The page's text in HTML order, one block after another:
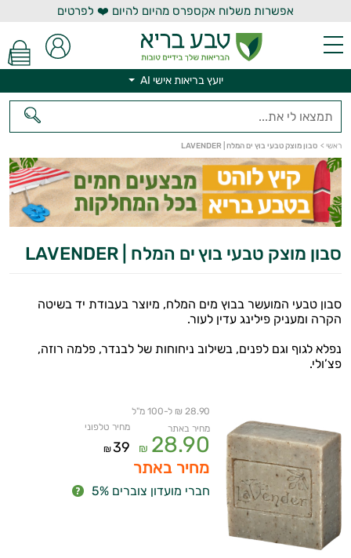
אפשרות משלוח אקספרס מהיום להיום ❤️ לפרטים
יועץ בריאות אישי AI
ראשי > סבון מוצק טבעי בוץ ים המלח | LAVENDER
סבון מוצק טבעי בוץ ים המלח | LAVENDER
סבון טבעי המועשר בבוץ מים המלח, מיוצר בעבודת יד בשיטה
הקרה ומעניק פילינג עדין לעור.
נפלא לגוף וגם לפנים, בשילוב ניחוחות של לבנדר, פלמה רוזה,
פצ’ולי.
28.90 ₪ ל-100 מ"ל
מחיר באתר
28.90
₪
מחיר טלפוני
39
₪
מחיר באתר
חברי מועדון צוברים 5%
יועץ בריאות אישי AI